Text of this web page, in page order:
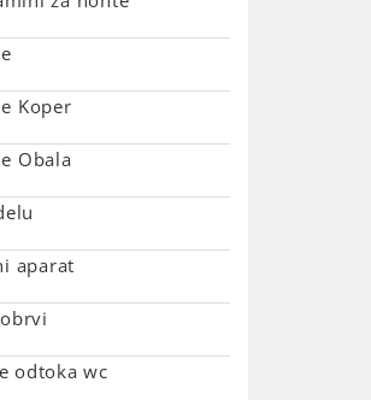
Koper
Obala
aparat
odtoka wc